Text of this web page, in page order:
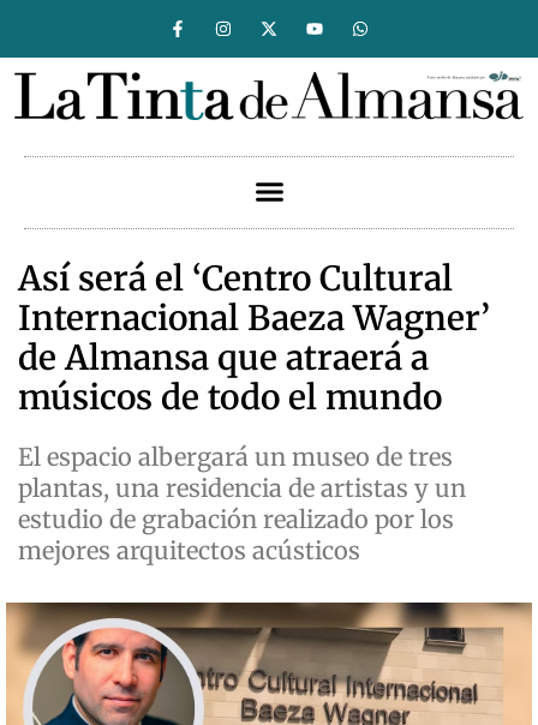
Así será el ‘Centro Cultural
Internacional Baeza Wagner’
de Almansa que atraerá a
músicos de todo el mundo
El espacio albergará un museo de tres
plantas, una residencia de artistas y un
estudio de grabación realizado por los
mejores arquitectos acústicos